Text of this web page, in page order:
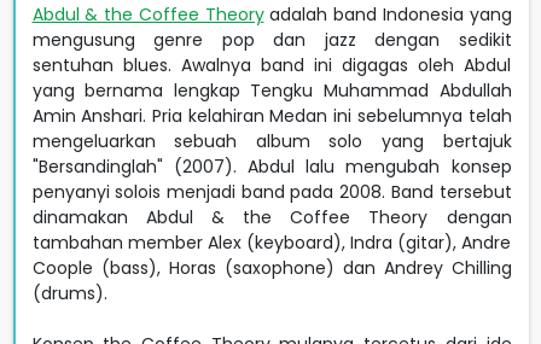
Abdul & the Coffee Theoryadalah band Indonesia yang
mengusung genre pop dan jazz dengan sedikit
sentuhan blues. Awalnya band ini digagas oleh Abdul
yang bernama lengkap Tengku Muhammad Abdullah
Amin Anshari. Pria kelahiran Medan ini sebelumnya telah
mengeluarkan sebuah album solo yang bertajuk
"Bersandinglah" (2007). Abdul lalu mengubah konsep
penyanyi solois menjadi band pada 2008. Band tersebut
dinamakan Abdul & the Coffee Theory dengan
tambahan member Alex (keyboard), Indra (gitar), Andre
Coople (bass), Horas (saxophone) dan Andrey Chilling
(drums).